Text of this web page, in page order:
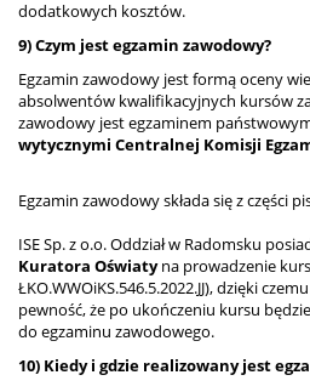
dodatkowych kosztów.
9) Czym jest egzamin zawodowy?
Egzamin zawodowy jest formą oceny
absolwentów kwalifikacyjnych kursów
zawodowy jest egzaminem
wytycznymi Centralnej Komisji
Egzamin zawodowy składa się z części
ISE Sp. z o.o. Oddział w Radomsku
Kuratora Oświatyna prowadzenie
ŁKO.WWOiKS.546.5.2022.JJ), dzięki
pewność, że po ukończeniu kursu
do egzaminu zawodowego.
10) Kiedy i gdzie realizowany jest